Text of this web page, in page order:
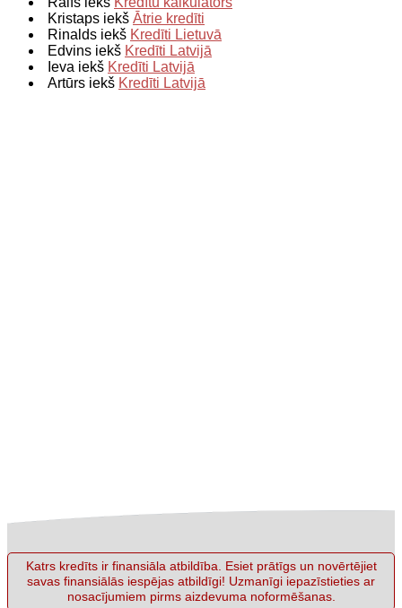
Kristaps iekš Ātrie kredīti
Rinalds iekš Kredīti Lietuvā
Edvins iekš Kredīti Latvijā
Ieva iekš Kredīti Latvijā
Artūrs iekš Kredīti Latvijā
Katrs kredīts ir finansiāla atbildība. Esiet prātīgs un novērtējiet
savas finansiālās iespējas atbildīgi! Uzmanīgi iepazīstieties ar
nosacījumiem pirms aizdevuma noformēšanas.